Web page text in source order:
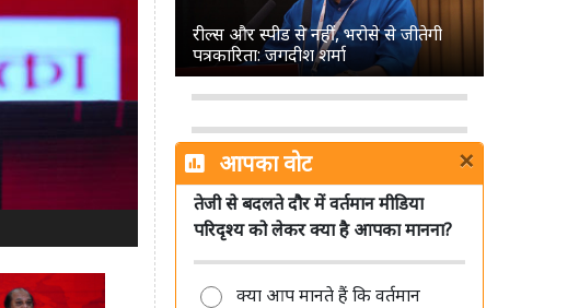
पत्रकारिता का अगला भविष्य छोटे शहरों
और हाइपर लोकल रिपोर्टर्स के पास: शमशेर
सिंह
मीडिया की जवाबदेही सिर्फ जनता के प्रति
है, किसी सत्ता या विपक्ष के प्रति नहीं: रंजीत
कुमार
आपका वोट ×
तेजी से बदलते दौर में वर्तमान मीडिया
परिदृश्य को लेकर क्या है आपका मानना?
क्या आप मानते हैं कि वर्तमान